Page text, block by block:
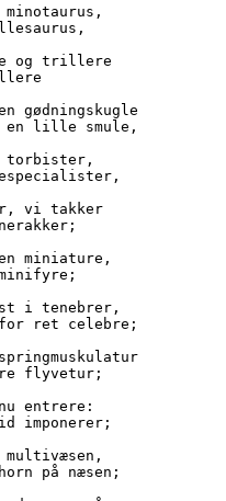
og trillere
gødningskugle
en lille smule,
torbister,
vi takker
miniature,
minifyre;
i tenebrer,
ret celebre;
flyvetur;
entrere:
imponerer;
horn på næsen;